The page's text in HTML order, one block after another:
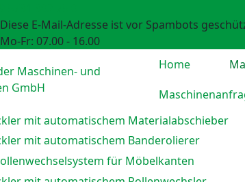
Diese E-Mail-Adresse ist vor Spambots
Mo-Fr: 07.00 - 16.00
Home